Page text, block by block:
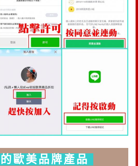
歐美品牌產品